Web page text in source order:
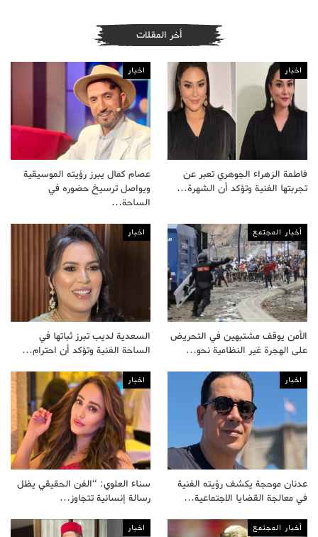
أخر المقلات
اخبار
فاطمة الزهراء الجوهري تعبر عن
تجربتها الفنية وتؤكد أن الشهرة…
اخبار
عصام كمال يبرز رؤيته الموسيقية
ويواصل ترسيخ حضوره في
الساحة…
أخبار المجتمع
الأمن يوقف مشتبهين في التحريض
على الهجرة غير النظامية نحو…
اخبار
السعدية لديب تبرز ثباتها في
الساحة الفنية وتؤكد أن احترام…
اخبار
عدنان موحجة يكشف رؤيته الفنية
في معالجة القضايا الاجتماعية…
اخبار
سناء العلوي: “الفن الحقيقي يظل
رسالة إنسانية تتجاوز…
أخبار المجتمع اخبار